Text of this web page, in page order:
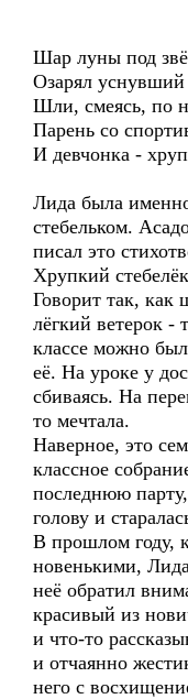
Шар луны под
Озарял уснувший
Шли, смеясь, по
Парень со
И девчонка -
Лида была
стебельком.
писал это
Хрупкий
Говорит так, как
лёгкий ветерок -
классе можно
её. На уроке у
сбиваясь. На
то мечтала.
Наверное, это
классное
последнюю
голову и
В прошлом году,
новенькими,
неё обратил
красивый из
и что-то
и отчаянно
него с